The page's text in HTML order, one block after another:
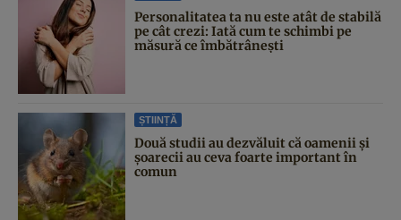
Personalitatea ta nu este atât de stabilă
pe cât crezi: Iată cum te schimbi pe
măsură ce îmbătrânești
ȘTIINȚĂ
Două studii au dezvăluit că oamenii și
șoarecii au ceva foarte important în
comun